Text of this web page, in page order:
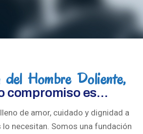
del Hombre Doliente,
compromiso es...
de amor, cuidado y dignidad a
lo necesitan. Somos una fundación